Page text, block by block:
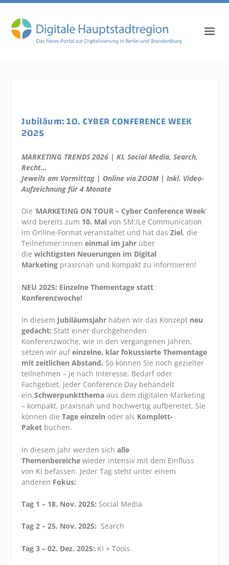
Jubiläum: 10. CYBER CONFERENCE WEEK
2025
MARKETING TRENDS 2026 | KI, Social Media, Search,
Recht…
Jeweils am Vormittag | Online via ZOOM | Inkl. Video-
Aufzeichnung für 4 Monate
Die ‘MARKETING ON TOUR – Cyber Conference Week’
wird bereits zum 10. Malvon SM:ILe Communication
im Online-Format veranstaltet und hat dasZiel, die
Teilnehmer:inneneinmal im Jahr über
die wichtigsten Neuerungen im Digital
Marketing praxisnah und kompakt zu informieren!
NEU 2025: Einzelne Thementage statt
Konferenzwoche!
In diesem Jubiläumsjahr haben wir das Konzept neu
gedacht: Statt einer durchgehenden
Konferenzwoche, wie in den vergangenen Jahren,
setzen wir aufeinzelne, klar fokussierte Thementage
mit zeitlichen Abstand. So können Sie noch gezielter
teilnehmen – je nach Interesse, Bedarf oder
Fachgebiet. Jeder Conference Day behandelt
einSchwerpunktthema aus dem digitalen Marketing
– kompakt, praxisnah und hochwertig aufbereitet. Sie
können dieTage einzeln oder als Komplett-
Paket buchen.
In diesem Jahr werden sich alle
Themenbereiche wieder intensiv mit dem Einfluss
von KI befassen. Jeder Tag steht unter einem
anderen Fokus:
Tag 1 – 18. Nov. 2025: Social Media
Tag 2 – 25. Nov. 2025: Search
Tag 3 – 02. Dez. 2025: KI + Tools